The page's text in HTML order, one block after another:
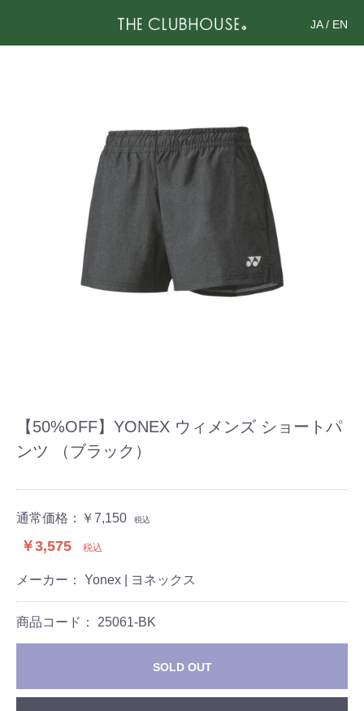
JA/ EN
【50%OFF】YONEX ウィメンズ ショートパ
ンツ （ブラック）
通常価格： ￥7,150 税込
￥3,575 税込
メーカー： Yonex | ヨネックス
商品コード： 25061-BK
SOLD OUT